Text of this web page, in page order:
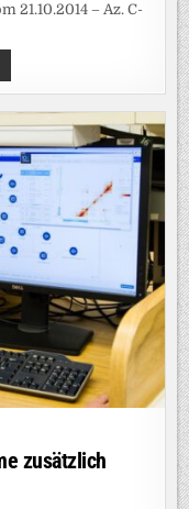
21.10.2014 – Az. C-
zusätzlich